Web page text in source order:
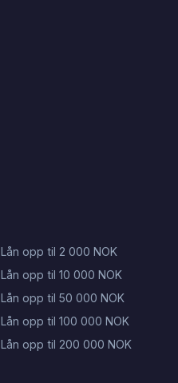
Lån opp til 2 000 NOK
Lån opp til 10 000 NOK
Lån opp til 50 000 NOK
Lån opp til 100 000 NOK
Lån opp til 200 000 NOK